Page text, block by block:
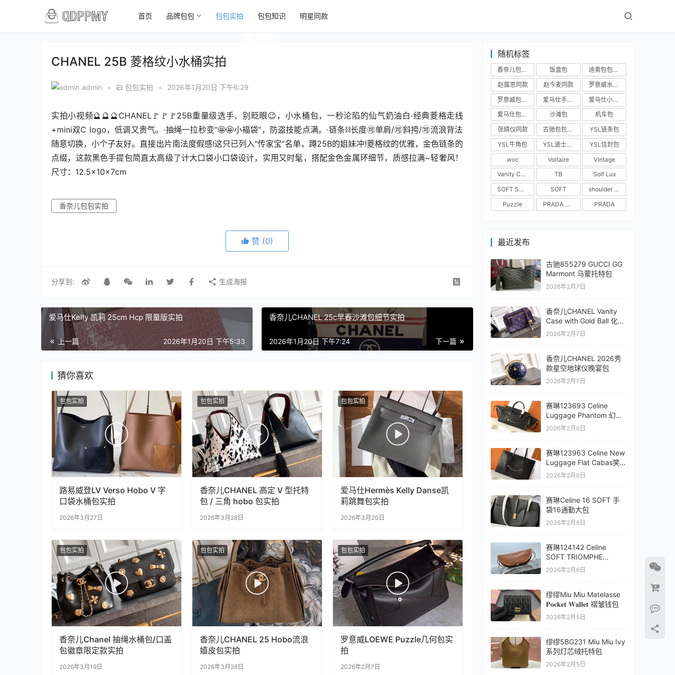
首页 品牌包包 包包实拍 包包知识 明星同款
CHANEL 25B 菱格纹小水桶实拍
admin • 包包实拍 • 2026年1月20日 下午6:29
实拍小视频🔮🔮🔮CHANEL🚩🚩🚩25B重量级选手、别眨眼😉，小水桶包，一秒沦陷的仙气奶油白·经典菱格走线
+mini双C logo，低调又贵气。·抽绳一拉秒变“🤩🤩小福袋”，防盗技能点满。·链条⛓️长度🉑️单肩/🉑️斜挎/🉑️流浪背法
随意切换，小个子友好。直接出片南法度假感!这只已列入“传家宝”名单，蹲25B的姐妹冲!菱格纹的优雅，金色链条的
点缀，这款黑色手提包简直太高级了计大口袋小口袋设计，实用又时髦，搭配金色金属环细节，质感拉满~轻奢风！
尺寸：12.5×10×7cm
香奈儿包包实拍
赞 (0)
分享到: 生成海报
爱马仕Kelly 凯莉 25cm Hcp 限量版实拍
上一篇 2026年1月20日 下午5:33
香奈儿CHANEL 25c早春沙滩包细节实拍
下一篇
2026年1月20日 下午7:24
猜你喜欢
包包实拍
路易威登LV Verso Hobo V 字
口袋水桶包实拍
2026年3月27日
包包实拍
香奈儿CHANEL 高定 V 型托特
包 / 三角 hobo 包实拍
2026年3月28日
包包实拍
爱马仕Hermès Kelly Danse凯
莉跳舞包实拍
2026年3月20日
包包实拍
香奈儿Chanel 抽绳水桶包/口盖
包徽章限定款实拍
2026年3月19日
包包实拍
香奈儿CHANEL 25 Hobo流浪
嬉皮包实拍
2026年3月28日
包包实拍
罗意威LOEWE Puzzle几何包实
拍
2026年2月7日
随机标签
香奈儿包包实拍 饭盒包
迪奥包包实拍
赵露思同款
赵今麦同款
罗意威水桶包
罗意威包包实拍
爱马仕手提包
爱马仕小房子
爱马仕包包实拍
沙滩包
机车包
张婧仪同款
古驰包包实拍
YSL链条包
YSL牛角包
YSL波士顿包
YSL信封包
woc
Voltaire
Vintage
Vanity Case
TB
Solf Lux
SOFT SHOPPER
SOFT
shoulder bag
Puzzle
PRADA BUCKLE PRADA
最近发布
古驰855279 GUCCI GG
Marmont 马蒙托特包
2026年2月7日
香奈儿CHANEL Vanity
Case with Gold Ball 化妆
盒子包
2026年2月7日
香奈儿CHANEL 2026秀
款星空地球仪晚宴包
2026年2月7日
赛琳123693 Celine
Luggage Phantom 幻影
笑脸包
2026年2月6日
赛琳123963 Celine New
Luggage Flat Cabas笑
脸托特包
2026年2月6日
赛琳Celine 16 SOFT 手
袋16通勤大包
2026年2月6日
赛琳124142 Celine
SOFT TRIOMPHE
HALFMOON 半月包
2026年2月6日
缪缪Miu Miu Matelasse
𝐏𝐨𝐜𝐤𝐞𝐭 𝐖𝐚𝐥𝐥𝐞𝐭 褶皱钱包
2026年2月5日
缪缪5BG231 Miu Miu Ivy
系列灯芯绒托特包
2026年2月5日